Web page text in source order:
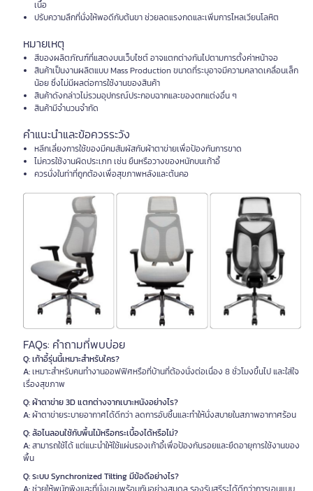
เนื้อ
ปรับความลึกที่นั่งให้พอดีกับต้นขา ช่วยลดแรงกดและเพิ่มการไหลเวียนโลหิต
หมายเหตุ
สีของผลิตภัณฑ์ที่แสดงบนเว็บไซต์ อาจแตกต่างกันไปตามการตั้งค่าหน้าจอ
สินค้าเป็นงานผลิตแบบ Mass Production ขนาดที่ระบุอาจมีความคลาดเคลื่อนเล็ก
น้อย ซึ่งไม่มีผลต่อการใช้งานของสินค้า
สินค้าดังกล่าวไม่รวมอุปกรณ์ประกอบฉากและของตกแต่งอื่น ๆ
สินค้ามีจำนวนจำกัด
คำแนะนำและข้อควรระวัง
หลีกเลี่ยงการใช้ของมีคมสัมผัสกับผ้าตาข่ายเพื่อป้องกันการขาด
ไม่ควรใช้งานผิดประเภท เช่น ยืนหรือวางของหนักบนเก้าอี้
ควรนั่งในท่าที่ถูกต้องเพื่อสุขภาพหลังและต้นคอ
FAQs: คำถามที่พบบ่อย
Q: เก้าอี้รุ่นนี้เหมาะสำหรับใคร?
A:เหมาะสำหรับคนทำงานออฟฟิศหรือที่บ้านที่ต้องนั่งต่อเนื่อง 8 ชั่วโมงขึ้นไป และใส่ใจ
เรื่องสุขภาพ
Q: ผ้าตาข่าย 3D แตกต่างจากเบาะหนังอย่างไร?
A:ผ้าตาข่ายระบายอากาศได้ดีกว่า ลดการอับชื้นและทำให้นั่งสบายในสภาพอากาศร้อน
Q: ล้อไนลอนใช้กับพื้นไม้หรือกระเบื้องได้หรือไม่?
A:สามารถใช้ได้ แต่แนะนำให้ใช้แผ่นรองเก้าอี้เพื่อป้องกันรอยและยืดอายุการใช้งานของ
พื้น
Q: ระบบ Synchronized Tilting มีข้อดีอย่างไร?